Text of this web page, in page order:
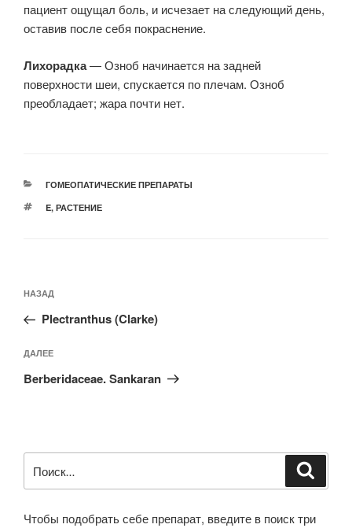
пациент ощущал боль, и исчезает на следующий день,
оставив после себя покраснение.
Лихорадка— Озноб начинается на задней
поверхности шеи, спускается по плечам. Озноб
преобладает; жара почти нет.
РУБРИКИ
ГОМЕОПАТИЧЕСКИЕ ПРЕПАРАТЫ
МЕТКИ
E, РАСТЕНИЕ
по
записям
Предыдущая
запись:
НАЗАД
Plectranthus (Clarke)
Следующая
запись
ДАЛЕЕ
Berberidaceae. Sankaran
Чтобы подобрать себе препарат, введите в поиск три